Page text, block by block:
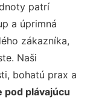
patrí
a úprimná
zákazníka,
Naši
bohatú prax a
pod plávajúcu